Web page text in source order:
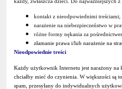
każdy, zwłaszcza dzieci. Do najważniejszych
kontakt z nieodpowiednimi treściami;
narażenie na niebezpieczeństwo w
różne formy nękania za
złamanie prawa i/lub narażenie na
Nieodpowiednie treści
Każdy użytkownik Internetu jest narażony na
chciałby mieć do czynienia. W większości są
spam, przesyłany do indywidualnych